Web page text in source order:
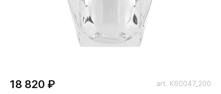
art. K60047_200
18 820 ₽